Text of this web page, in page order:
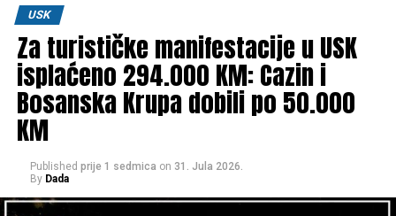
Share
Mail
POVEZANE TEME: BIHAĆ EKOBIS SAJAM
Mehmed Vukalić o trostrukom ubistvu u Sanskom Mostu:
Neki glas mi je govorio da požurim
USK
Za turističke manifestacije u USK
isplaćeno 294.000 KM: Cazin i
Bosanska Krupa dobili po 50.000
KM
Published prije 1 sedmica on 31. Jula 2026.
By Dada